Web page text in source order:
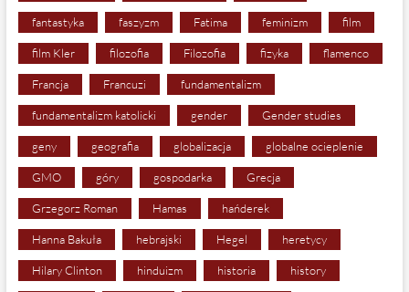
fantastyka faszyzm Fatima feminizm film
film Kler filozofia Filozofia fizyka flamenco
Francja Francuzi fundamentalizm
fundamentalizm katolicki gender Gender studies
geny geografia globalizacja globalne ocieplenie
GMO góry gospodarka Grecja
Grzegorz Roman Hamas hańderek
Hanna Bakuła hebrajski Hegel heretycy
Hilary Clinton hinduizm historia history